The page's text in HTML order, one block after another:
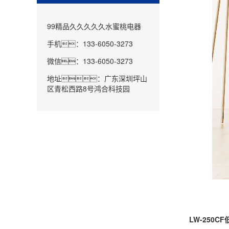
99精品久久久久久水蜜桃电器
手机：133-6050-3273
微信：133-6050-3273
地址：广东深圳坪山
区青松西路8号鸿合科技园
LW-250CF